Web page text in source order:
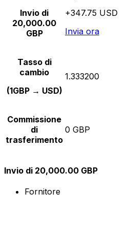
Invio di
20,000.00
GBP
+347.75 USD
Invia ora
Tasso di
cambio
(1GBP → USD)
1.333200
Commissione
di
trasferimento
0 GBP
Invio di 20,000.00 GBP
Fornitore